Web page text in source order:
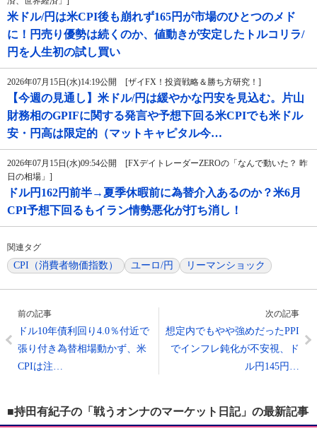
米ドル/円は米CPI後も崩れず165円が市場のひとつのメド
に！円売り優勢は続くのか、値動きが安定したトルコリラ/
円を人生初の試し買い
2026年07月15日(水)14:19公開 [ザイFX！投資戦略＆勝ち方研究！]
【今週の見通し】米ドル/円は緩やかな円安を見込む。片山
財務相のGPIFに関する発言や予想下回る米CPIでも米ドル
安・円高は限定的（マットキャピタル今…
2026年07月15日(水)09:54公開 [FXデイトレーダーZEROの「なんで動いた？ 昨
日の相場」]
ドル円162円前半→夏季休暇前に為替介入あるのか？米6月
CPI予想下回るもイラン情勢悪化が打ち消し！
関連タグ
CPI（消費者物価指数） ユーロ/円 リーマンショック
前の記事
ドル10年債利回り4.0％付近で
張り付き為替相場動かず、米
CPIは注…
次の記事
想定内でもやや強めだったPPI
でインフレ鈍化が不安視、ド
ル円145円…
■持田有紀子の「戦うオンナのマーケット日記」の最新記事